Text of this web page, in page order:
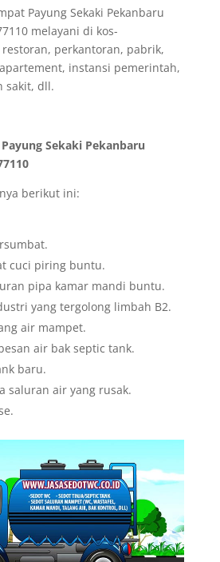
Payung Sekaki Pekanbaru
melayani di kos-
perkantoran, pabrik,
instansi pemerintah,
sakit, dll.
Sekaki Pekanbaru
berikut ini:
cuci piring buntu.
pipa kamar mandi buntu.
yang tergolong limbah B2.
air mampet.
air bak septic tank.
baru.
saluran air yang rusak.